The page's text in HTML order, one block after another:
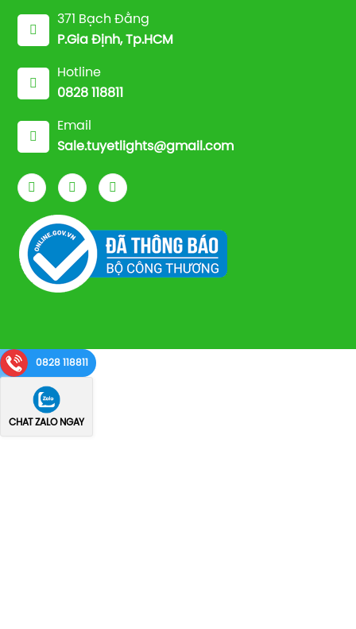
371 Bạch Đằng
P.Gia Định, Tp.HCM
Hotline
0828 118811
Email
Sale.tuyetlights@gmail.com
0828 118811
CHAT ZALO NGAY